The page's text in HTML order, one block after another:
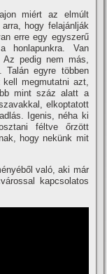
miért az elmúlt
hogy felajánlják
erre egy egyszerű
honlapunkra. Van
pedig nem más,
Talán egyre többen
megmutatni azt,
mint száz alatt a
elkoptatott
Igenis, néha ki
féltve őrzött
hogy nekünk mit
való, aki már
kapcsolatos